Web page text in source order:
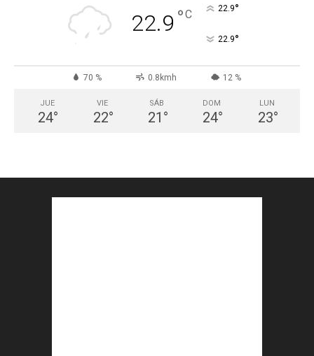
22.9 °C 22.9°
22.9°
70 % 0.8kmh 12 %
JUE
24°
VIE
22°
SÁB
21 °
DOM
24°
LUN
23°